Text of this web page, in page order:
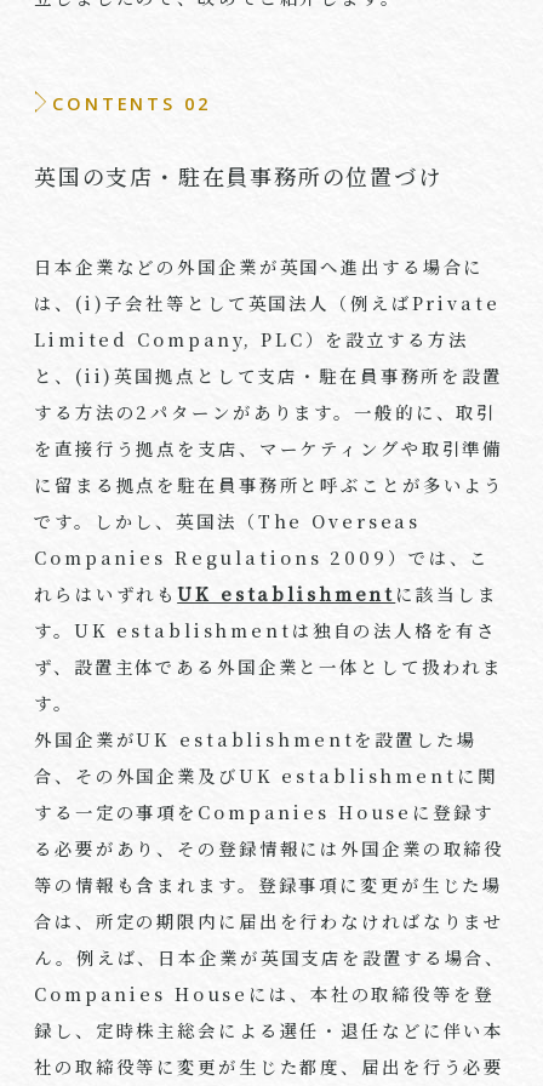
CONTENTS 02
英国の支店・駐在員事務所の位置づけ
日本企業などの外国企業が英国へ進出する場合に
は、(i)子会社等として英国法人（例えばPrivate
Limited Company, PLC）を設立する方法
と、(ii)英国拠点として支店・駐在員事務所を設置
する方法の2パターンがあります。一般的に、取引
を直接行う拠点を支店、マーケティングや取引準備
に留まる拠点を駐在員事務所と呼ぶことが多いよう
です。しかし、英国法（The Overseas
Companies Regulations 2009）では、こ
れらはいずれもUK establishmentに該当しま
す。UK establishmentは独自の法人格を有さ
ず、設置主体である外国企業と一体として扱われま
す。
外国企業がUK establishmentを設置した場
合、その外国企業及びUK establishmentに関
する一定の事項をCompanies Houseに登録す
る必要があり、その登録情報には外国企業の取締役
等の情報も含まれます。登録事項に変更が生じた場
合は、所定の期限内に届出を行わなければなりませ
ん。例えば、日本企業が英国支店を設置する場合、
Companies Houseには、本社の取締役等を登
録し、定時株主総会による選任・退任などに伴い本
社の取締役等に変更が生じた都度、届出を行う必要